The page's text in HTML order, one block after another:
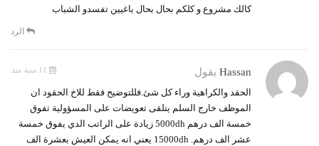
كالك مشروع و كلكم بحال بحال باغيين تفسدو الشباب
الرد
Hassan يقول
الحقد والكراهية وراء كل شئ.فللتوضيح فقط للاخ الحقود ان
الموظف خارج السلم يتلقى تعويضات على المسؤولية تفوق
خمسة الف درهم 5000dh زيادة على الراتب الدي يفوق خمسة
عشر الف درهم. 15000dh يعني انه يمكن العيش بعشرة الف